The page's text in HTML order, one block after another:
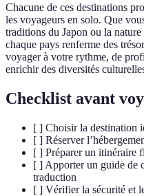
Chacune de ces destinations
les voyageurs en solo. Que
traditions du Japon ou la
chaque pays renferme des
voyager à votre rythme, de
enrichir des diversités
Checklist avant
[ ] Choisir la destination
[ ] Réserver
[ ] Préparer un itinéraire
[ ] Apporter un guide de
traduction
[ ] Vérifier la sécurité et